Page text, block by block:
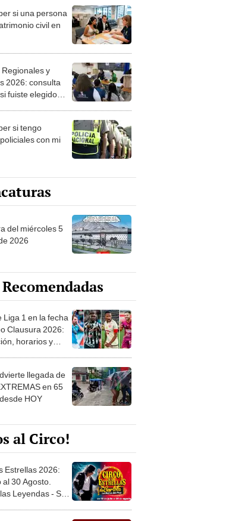
si una persona
civil en
y
2026: consulta
fuiste elegido
si tengo
con mi
del miércoles 5
2026
Liga 1 en la fecha
Clausura 2026:
horarios y
llegada de
en 65
HOY
al Circo!
Estrellas 2026:
30 Agosto.
Leyendas - San